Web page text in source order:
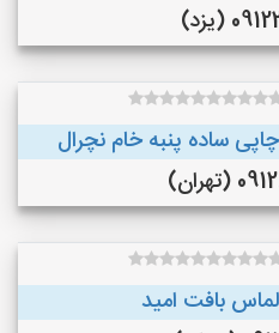
(یزد)
ساده پنبه خام نچرال
بافت امید